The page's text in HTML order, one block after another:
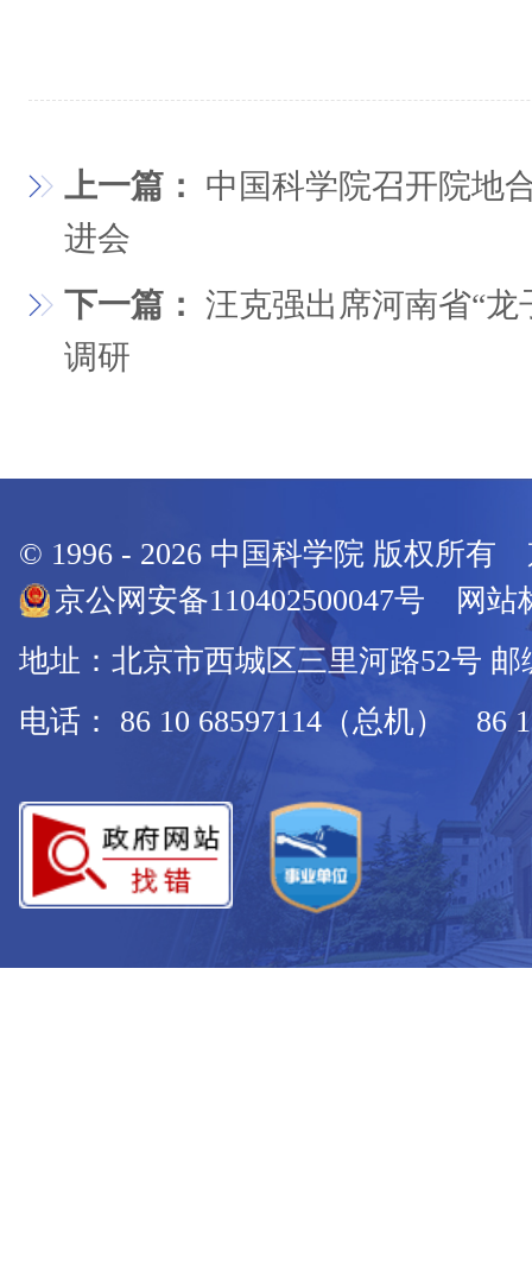
上一篇： 中国科学院召开院地
进会
下一篇： 汪克强出席河南省“
调研
© 1996 - 2026 中国科学院 版权所有
京公网安备110402500047号 网站
地址：北京市西城区三里河路52号 邮
电话： 86 10 68597114（总机） 86